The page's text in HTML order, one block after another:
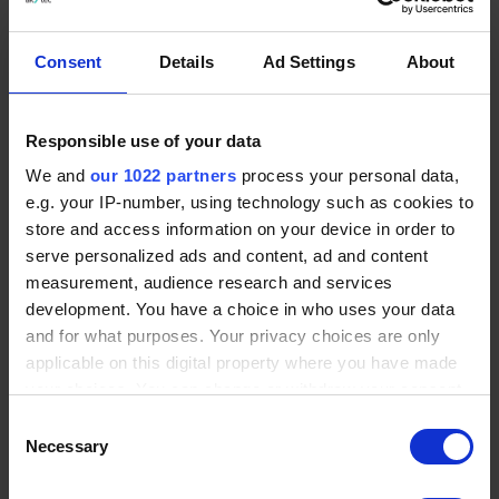
Consent Details Ad Settings About
Responsible use of your data
We and our 1022 partners process your personal data,
e.g. your IP-number, using technology such as cookies to
store and access information on your device in order to
serve personalized ads and content, ad and content
measurement, audience research and services
development. You have a choice in who uses your data
and for what purposes. Your privacy choices are only
applicable on this digital property where you have made
the Privacy trigger icon.
Selection
Necessary
ITP11-Lösungen für die Bierherstellung
Die Bierherstellung erfordert eine kontinuierliche Überwachung
der Parameter in zahlreichen Tanks und Behältern. Die ITP11-
Aufgaben:
Kompakte Bauweise: Die geringe Größe des ITP11
ermöglicht die Installation auch bei begrenztem
Platzangebot.
Optimierte Verdrahtung: Die Stromversorgung erfolgt
über eine 4-20-mA-Stromschleife, wodurch die Anzahl
der benötigten Kabel reduziert und das Design des
Schaltschranks vereinfacht wird.
Sicherheit
: Das System ist für das Bedienpersonal
völlig sicher.
Kontinuierliche und bequeme visuelle Überwachung von